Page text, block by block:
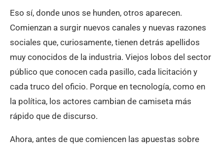
Eso sí, donde unos se hunden, otros aparecen.
Comienzan a surgir nuevos canales y nuevas razones
sociales que, curiosamente, tienen detrás apellidos
muy conocidos de la industria. Viejos lobos del sector
público que conocen cada pasillo, cada licitación y
cada truco del oficio. Porque en tecnología, como en
la política, los actores cambian de camiseta más
rápido que de discurso.
Ahora, antes de que comiencen las apuestas sobre